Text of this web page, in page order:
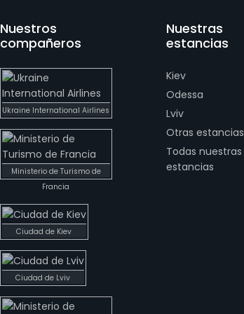
Nuestros
compañeros
Ukraine International Airlines
Ministerio de Turismo de
Francia
Ciudad de Kiev
Ciudad de Lviv
Nuestras
estancias
Kiev
Odessa
Lviv
Otras estancias
Todas nuestras
estancias